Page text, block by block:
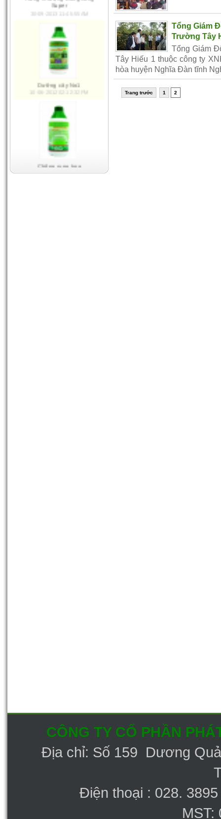
Trung vi lượng Đồng vàng
Super
30-09-2013 11:45:55 AM
Dưỡng cây No1
10-06-2012 02:12:32 PM
Tổng Giám
Trường Tây
Tổng Giám
Tây Hiếu 1 thuộc công ty
hòa huyện Nghĩa Đàn tĩnh
Trang trước 1 2
CÔNG TY CỔ PHẦN
Địa chỉ: Số 159 Dương
Điện thoại : 028.
MST: